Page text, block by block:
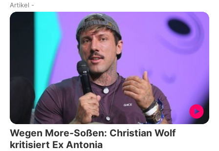
Artikel -
Wegen More-Soßen: Christian Wolf
kritisiert Ex Antonia